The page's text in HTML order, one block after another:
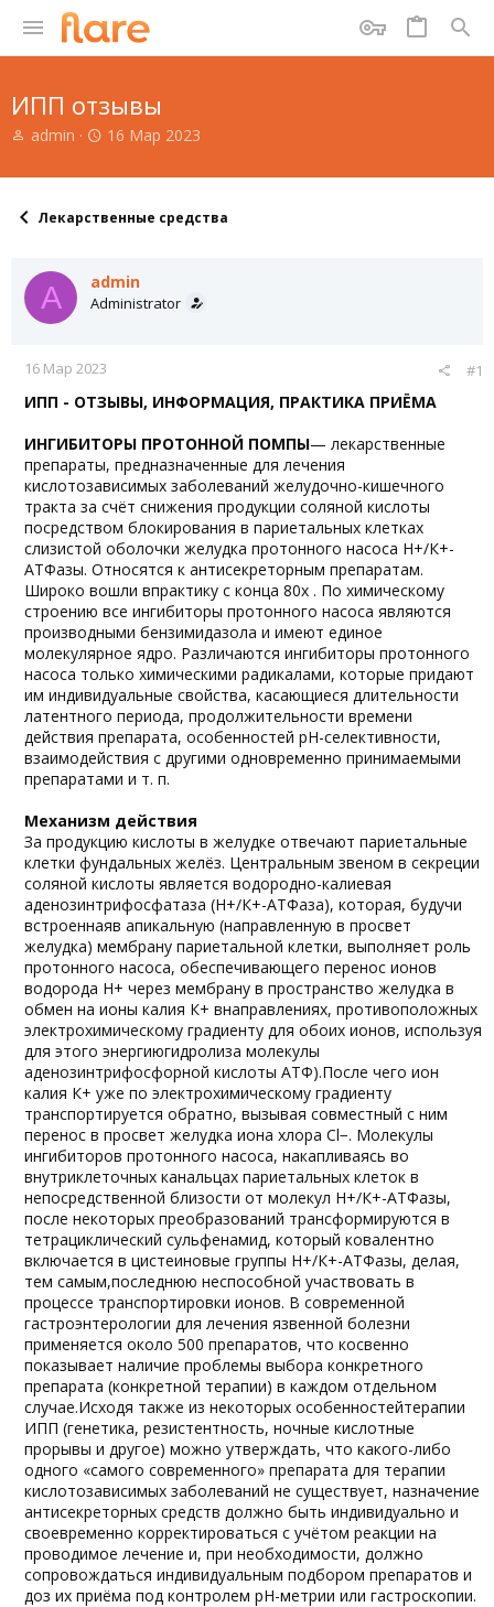
ИПП отзывы
А
т
м
admin
Д
т
н
а
л
16 Мар 2023
Лекарственные средства
A admin
Administrator
16 Мар 2023 #1
ИПП - ОТЗЫВЫ, ИНФОРМАЦИЯ, ПРАКТИКА ПРИЁМА
ИНГИБИТОРЫ ПРОТОННОЙ ПОМПЫ— лекарственные
препараты, предназначенные для лечения
кислотозависимых заболеваний желудочно-кишечного
тракта за счёт снижения продукции соляной кислоты
посредством блокирования в париетальных клетках
слизистой оболочки желудка протонного насоса Н+/К+-
АТФазы. Относятся к антисекреторным препаратам.
Широко вошли впрактику с конца 80х . По химическому
строению все ингибиторы протонного насоса являются
производными бензимидазола и имеют единое
молекулярное ядро. Различаются ингибиторы протонного
насоса только химическими радикалами, которые придают
им индивидуальные свойства, касающиеся длительности
латентного периода, продолжительности времени
действия препарата, особенностей рН-селективности,
взаимодействия с другими одновременно принимаемыми
препаратами и т. п.
Механизм действия
За продукцию кислоты в желудке отвечают париетальные
клетки фундальных желёз. Центральным звеном в секреции
соляной кислоты является водородно-калиевая
аденозинтрифосфатаза (Н+/К+-АТФаза), которая, будучи
встроеннаяв апикальную (направленную в просвет
желудка) мембрану париетальной клетки, выполняет роль
протонного насоса, обеспечивающего перенос ионов
водорода Н+ через мембрану в пространство желудка в
обмен на ионы калия К+ внаправлениях, противоположных
электрохимическому градиенту для обоих ионов, используя
для этого энергиюгидролиза молекулы
аденозинтрифосфорной кислоты АТФ).После чего ион
калия К+ уже по электрохимическому градиенту
транспортируется обратно, вызывая совместный с ним
перенос в просвет желудка иона хлора Cl−. Молекулы
ингибиторов протонного насоса, накапливаясь во
внутриклеточных канальцах париетальных клеток в
непосредственной близости от молекул Н+/К+-АТФазы,
после некоторых преобразований трансформируются в
тетрациклический сульфенамид, который ковалентно
включается в цистеиновые группы Н+/К+-АТФазы, делая,
тем самым,последнюю неспособной участвовать в
процессе транспортировки ионов. В современной
гастроэнтерологии для лечения язвенной болезни
применяется около 500 препаратов, что косвенно
показывает наличие проблемы выбора конкретного
препарата (конкретной терапии) в каждом отдельном
случае.Исходя также из некоторых особенностейтерапии
ИПП (генетика, резистентность, ночные кислотные
прорывы и другое) можно утверждать, что какого-либо
одного «самого современного» препарата для терапии
кислотозависимых заболеваний не существует, назначение
антисекреторных средств должно быть индивидуально и
своевременно корректироваться с учётом реакции на
проводимое лечение и, при необходимости, должно
сопровождаться индивидуальным подбором препаратов и
доз их приёма под контролем рН-метрии или гастроскопии.